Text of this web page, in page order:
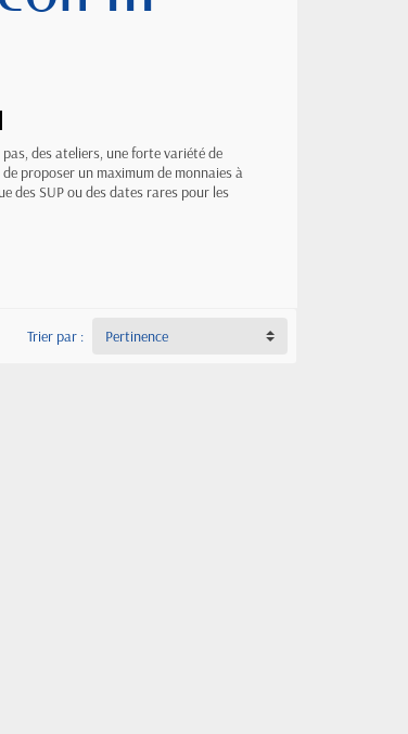
des ateliers, une forte variété de
proposer un maximum de monnaies à
des SUP ou des dates rares pour les
Trier par : Pertinence